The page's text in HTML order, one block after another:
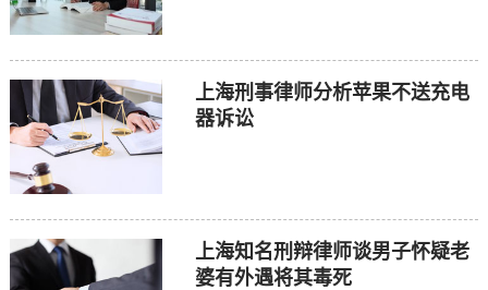
上海刑事律师分析苹果不送充电
器诉讼
上海知名刑辩律师谈男子怀疑老
婆有外遇将其毒死